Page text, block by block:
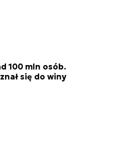
100 mln osób.
się do winy